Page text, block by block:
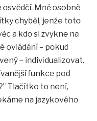
osvědčí. Mně osobně
chyběl, jenže toto
a kdo si zvykne na
ovládání – pokud
– individualizovat.
funkce pod
Tlačítko to není,
na jazykového